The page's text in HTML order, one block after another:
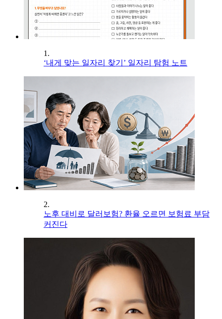
1.
‘내게 맞는 일자리 찾기’ 일자리 탐험 노트
2.
노후 대비로 달러보험? 환율 오르면 보험료 부담
커진다